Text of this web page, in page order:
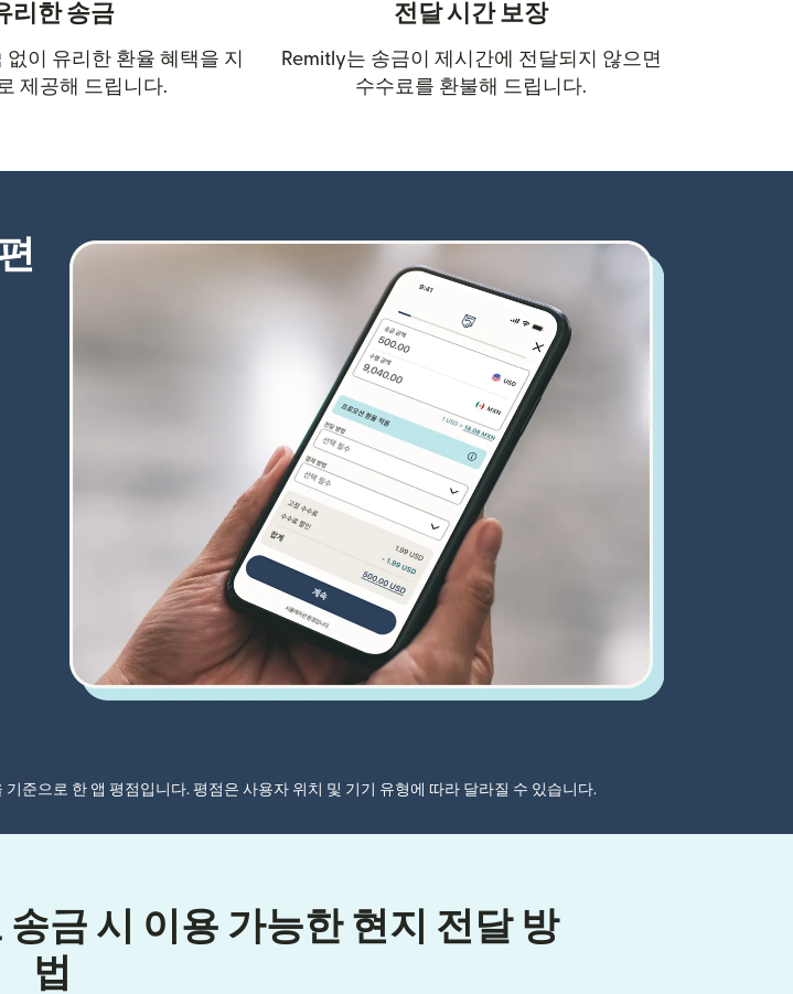
리한 송금
(새 창에서 열림)
없이 유리한 환율 혜택을 지
제공해 드립니다.
전달 시간 보장
Remitly는 송금이 제시간에 전달되지 않으면
수수료를 환불해 드립니다.
준으로 한 앱 평점입니다. 평점은 사용자 위치 및 기기 유형에 따라 달라질 수 있습니다.
금 시 이용 가능한 현지 전달 방
법